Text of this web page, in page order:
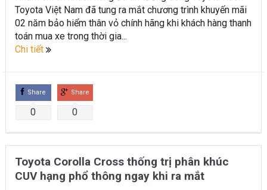
Toyota Raize phân khúc SUV cỡ nhỏ mới hứa hẹn nhiều đột
phá
“Bật mí” những thay đổi của Toyota Land Cruiser 2021 vừa
Những dòng xe Toyota đang phổ biến nhất trên thị trường
khúc C – SUV?
Những thay đổi trên dòng xe Vios 2022
Toyota Việt Nam đã tung ra mắt chương trình khuyến mãi
02 năm bảo hiểm thân vỏ chính hãng khi khách hàng thanh
toán mua xe trong thời gia...
Chi tiết
Share
0
Share
0
Toyota Corolla Cross thống trị phân khúc
CUV hạng phổ thông ngay khi ra mắt